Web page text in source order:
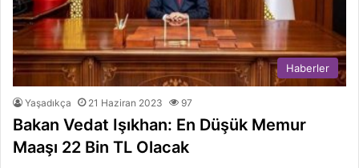
Haberler
Yaşadıkça 21 Haziran 2023 97
Bakan Vedat Işıkhan: En Düşük Memur
Maaşı 22 Bin TL Olacak